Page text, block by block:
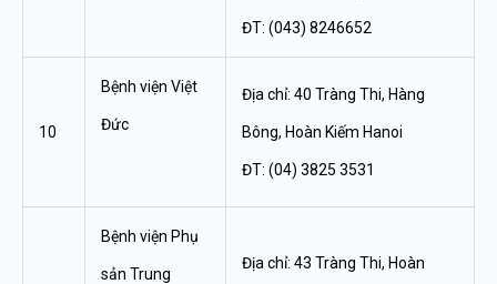
ĐT: (043) 8246652
10
Bệnh viện Việt
Đức
Địa chỉ: 40 Tràng Thi, Hàng
Bông, Hoàn Kiếm Hanoi
ĐT: (04) 3825 3531
Bệnh viện Phụ
sản Trung
Địa chỉ: 43 Tràng Thi, Hoàn